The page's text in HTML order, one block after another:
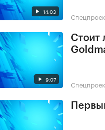
14:03
9:07
Стоит